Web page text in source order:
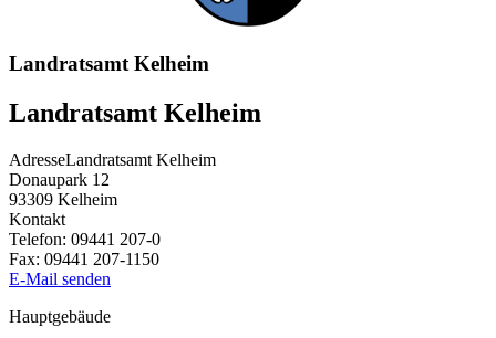
Landratsamt Kelheim
Landratsamt Kelheim
AdresseLandratsamt Kelheim
Donaupark 12
93309 Kelheim
Kontakt
Telefon: 09441 207-0
Fax: 09441 207-1150
E-Mail senden
Hauptgebäude